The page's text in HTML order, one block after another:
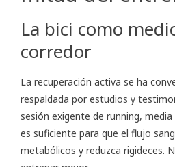
La bici como
corredor
La recuperación activa se ha
respaldada por estudios y
sesión exigente de running,
es suficiente para que el flujo
metabólicos y reduzca rigideces.